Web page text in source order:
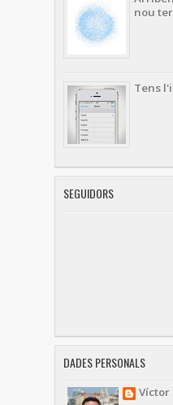
nou
Tens
SEGUIDORS
DADES PERSONALS
Víctor